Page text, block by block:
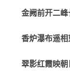
金阙前开二峰
香炉瀑布遥相
翠影红霞映朝